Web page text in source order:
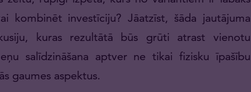
kombinēt investīciju? Jāatzīst, šāda jautājuma
kuras rezultātā būs grūti atrast vienotu
salīdzināšana aptver ne tikai fizisku īpašību
gaumes aspektus.